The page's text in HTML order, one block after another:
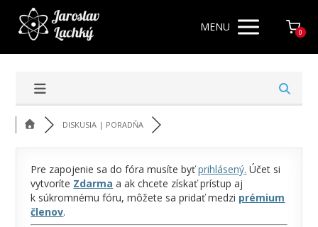
MENU 0
DISKUSIA | PORADŇA
Pre zapojenie sa do fóra musíte byťprihlásený. Účet si
vytvoríte Zdarma a ak chcete získať prístup aj
k súkromnému fóru, môžete sa pridať medzi prémium
členov.